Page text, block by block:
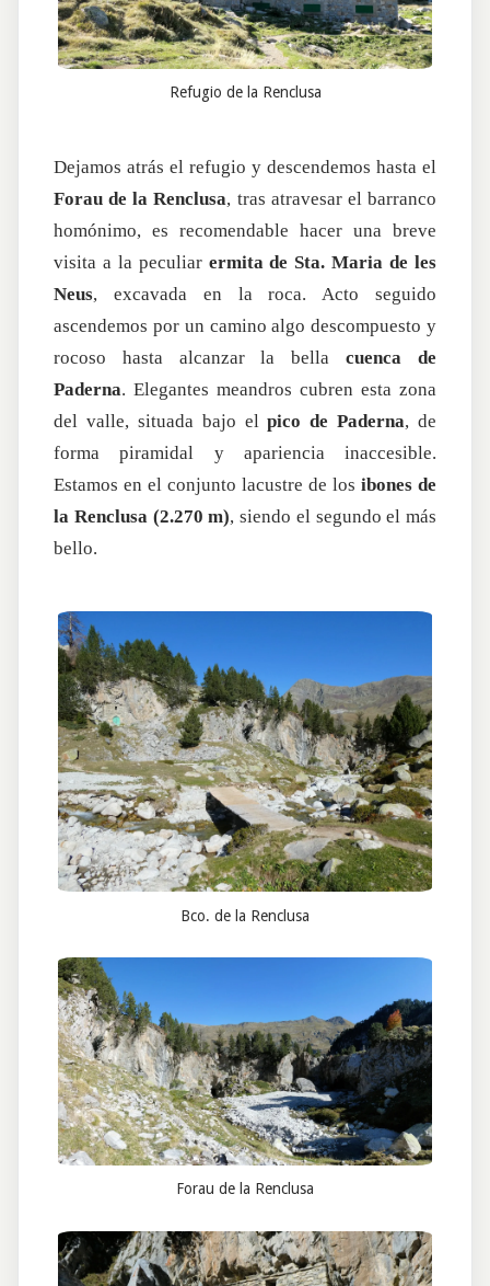
Refugio de la Renclusa
Dejamos atrás el refugio y descendemos hasta el
Forau de la Renclusa, tras atravesar el barranco
homónimo, es recomendable hacer una breve
visita a la peculiar ermita de Sta. Maria de les
Neus, excavada en la roca. Acto seguido
ascendemos por un camino algo descompuesto y
rocoso hasta alcanzar la bellacuenca de
Paderna. Elegantes meandros cubren esta zona
del valle, situada bajo elpico de Paderna, de
forma piramidal y apariencia inaccesible.
Estamos en el conjunto lacustre de los ibones de
la Renclusa (2.270 m), siendo el segundo el más
bello.
Bco. de la Renclusa
Forau de la Renclusa